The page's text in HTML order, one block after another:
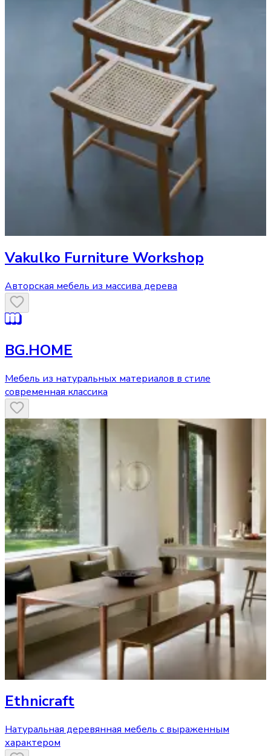
Vakulko Furniture Workshop
Авторская мебель из массива дерева
BG.HOME
Мебель из натуральных материалов в стиле
современная классика
Ethnicraft
Натуральная деревянная мебель с выраженным
характером